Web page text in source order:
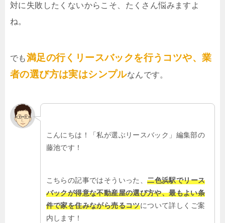
対に失敗したくないからこそ、たくさん悩みますよ
ね。
でも満足の行くリースバックを行うコツや、業
者の選び方は実はシンプルなんです。
こんにちは！「私が選ぶリースバック」編集部の
藤池です！
こちらの記事ではそういった、二色浜駅でリース
バックが得意な不動産屋の選び方や、最もよい条
件で家を住みながら売るコツについて詳しくご案
内します！